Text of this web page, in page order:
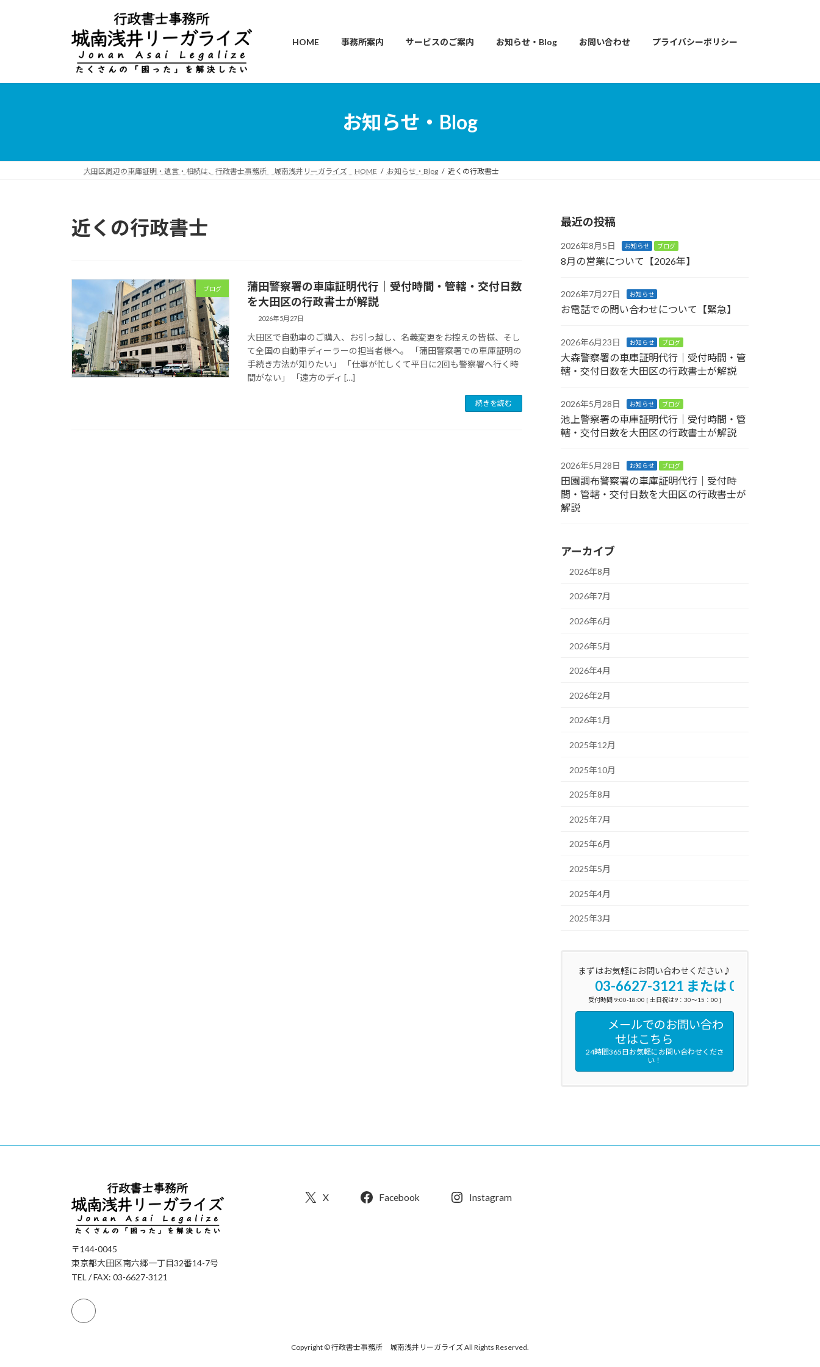
へ
ョ
HOME 事務所案内 サービスのご案内 お知らせ・Blog お問い合わせ プライバシーポリシー
お知らせ・Blog
大田区周辺の車庫証明・遺言・相続は、行政書士事務所 城南浅井リーガライズ HOME お知らせ・Blog 近くの行政書士
近くの行政書士
ブログ
蒲田警察署の車庫証明代行｜受付時間・管轄・交付日数
を大田区の行政書士が解説
2026年5月27日
大田区で自動車のご購入、お引っ越し、名義変更をお控えの皆様、そし
て全国の自動車ディーラーの担当者様へ。 「蒲田警察署での車庫証明の
手続き方法が知りたい」 「仕事が忙しくて平日に2回も警察署へ行く時
間がない」 「遠方のディ […]
続きを読む
最近の投稿
2026年8月5日 お知らせ ブログ
8月の営業について【2026年】
2026年7月27日 お知らせ
お電話での問い合わせについて【緊急】
2026年6月23日 お知らせ ブログ
大森警察署の車庫証明代行｜受付時間・管
轄・交付日数を大田区の行政書士が解説
2026年5月28日 お知らせ ブログ
池上警察署の車庫証明代行｜受付時間・管
轄・交付日数を大田区の行政書士が解説
2026年5月28日 お知らせ ブログ
田園調布警察署の車庫証明代行｜受付時
間・管轄・交付日数を大田区の行政書士が
解説
アーカイブ
2026年8月
2026年7月
2026年6月
2026年5月
2026年4月
2026年2月
2026年1月
2025年12月
2025年10月
2025年8月
2025年7月
2025年6月
2025年5月
2025年4月
2025年3月
まずはお気軽にお問い合わせください♪
03-6627-3121 または 090-3160-
受付時間 9:00-18:00 [ 土日祝は9：30～15：00 ]
メールでのお問い合わ
せはこちら
24時間365日お気軽にお問い合わせくださ
い！
〒144-0045
東京都大田区南六郷一丁目32番14-7号
TEL / FAX: 03-6627-3121
X Facebook Instagram
Copyright © 行政書士事務所 城南浅井リーガライズ All Rights Reserved.